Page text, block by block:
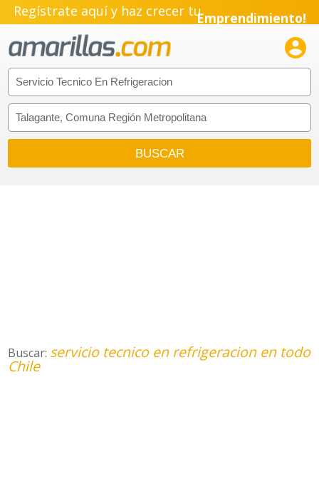
Regístrate aquí y haz crecer tuEmprendimiento!

Buscar: servicio tecnico en refrigeracion en todo
Chile